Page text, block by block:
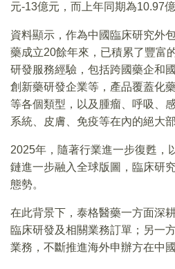
元-13億元，而上年同期為10.97億
資料顯示，作為中國臨床研究外
藥成立20餘年來，已積累了豐富
研發服務經驗，包括跨國藥企和
創新藥研發企業等，產品覆蓋化
等各個類型，以及腫瘤、呼吸、
系統、皮膚、免疫等在內的絕大
2025年，隨著行業進一步復甦，
鏈進一步融入全球版圖，臨床研
態勢。
在此背景下，泰格醫藥一方面深
臨床研發及相關業務訂單；另一
業務，不斷推進海外申辦方在中